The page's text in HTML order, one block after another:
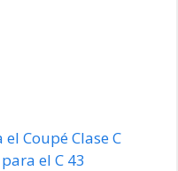
Coupé Clase C
el C 43